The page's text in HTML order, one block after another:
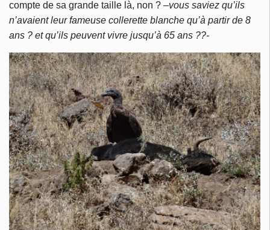
compte de sa grande taille là, non ? –vous saviez qu’ils
n’avaient leur fameuse collerette blanche qu’à partir de 8
ans ? et qu’ils peuvent vivre jusqu’à 65 ans ??-